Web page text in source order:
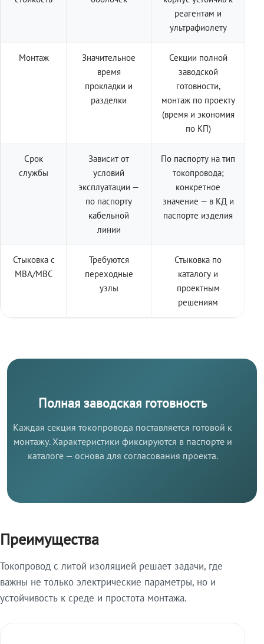
реагентам и
ультрафиолету
Монтаж
Значительное
время
прокладки и
разделки
Секции полной
заводской
готовности,
монтаж по проекту
(время и экономия
по КП)
Срок
службы
Зависит от
условий
эксплуатации —
по паспорту
кабельной
линии
По паспорту на тип
токопровода;
конкретное
значение — в КД и
паспорте изделия
Стыковка с
МВА/МВС
Требуются
переходные
узлы
Стыковка по
каталогу и
проектным
решениям
Полная заводская готовность
Каждая секция токопровода поставляется готовой к
монтажу. Характеристики фиксируются в паспорте и
каталоге — основа для согласования проекта.
Преимущества
Токопровод с литой изоляцией решает задачи, где
важны не только электрические параметры, но и
устойчивость к среде и простота монтажа.